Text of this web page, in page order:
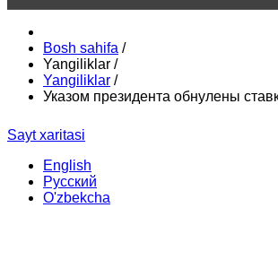
Bosh sahifa /
Yangiliklar /
Yangiliklar /
Указом президента обнулены
Sayt xaritasi
English
Русский
O'zbekcha